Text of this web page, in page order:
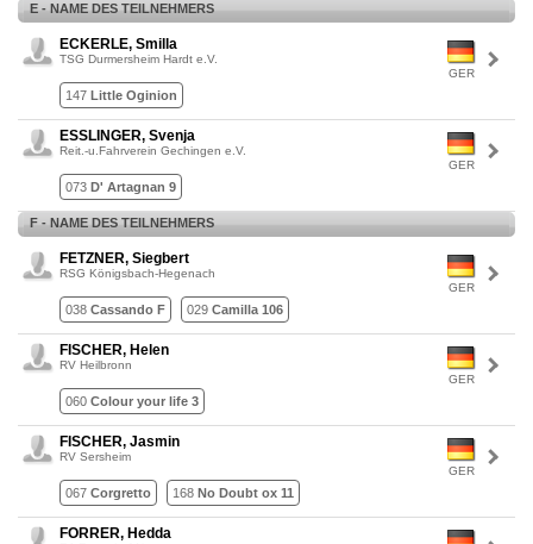
E - NAME DES TEILNEHMERS
GER
ECKERLE, Smilla
TSG Durmersheim Hardt e.V.
147 Little Oginion
GER
ESSLINGER, Svenja
Reit.-u.Fahrverein Gechingen e.V.
073 D' Artagnan 9
F - NAME DES TEILNEHMERS
GER
FETZNER, Siegbert
RSG Königsbach-Hegenach
038 Cassando F 029 Camilla 106
GER
FISCHER, Helen
RV Heilbronn
060 Colour your life 3
GER
FISCHER, Jasmin
RV Sersheim
067 Corgretto 168 No Doubt ox 11
FORRER, Hedda